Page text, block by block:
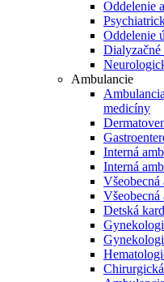
Oddelenie
Oddelenie
Dialyzačné
Ambulancie
medicíny
Interná
Interná
Všeobecná
Všeobecná
Detská